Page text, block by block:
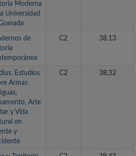
Moderna
Universidad
de
C2 38.13
Estudios
Armas
Arte
y Vida
en
y
C2 38.32